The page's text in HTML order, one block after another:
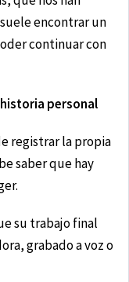
encontrar un
continuar con
personal
registrar la propia
saber que hay
su trabajo final
grabado a voz o